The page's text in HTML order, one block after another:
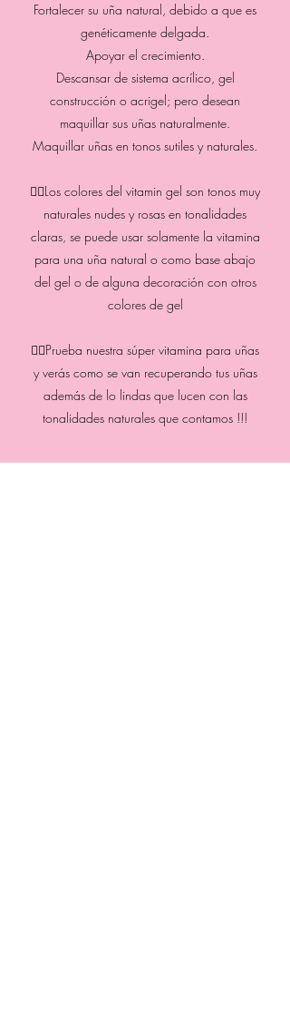
Fortalecer su uña natural, debido a que es
genéticamente delgada.
Apoyar el crecimiento.
Descansar de sistema acrílico, gel
construcción o acrigel; pero desean
maquillar sus uñas naturalmente.
Maquillar uñas en tonos sutiles y naturales.
👉🏻Los colores del vitamin gel son tonos muy
naturales nudes y rosas en tonalidades
claras, se puede usar solamente la vitamina
para una uña natural o como base abajo
del gel o de alguna decoración con otros
colores de gel
👉🏻Prueba nuestra súper vitamina para uñas
y verás como se van recuperando tus uñas
además de lo lindas que lucen con las
tonalidades naturales que contamos !!!